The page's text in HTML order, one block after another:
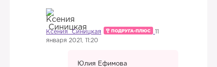
Ксения Синицкая
11
января 2021, 11:20
Юлия Ефимова